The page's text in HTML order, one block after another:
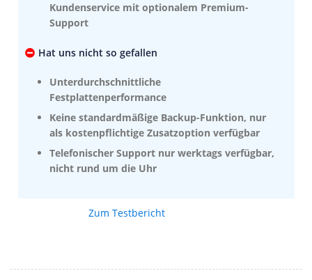
Kundenservice mit optionalem Premium-
Support
Hat uns nicht so gefallen
Unterdurchschnittliche
Festplattenperformance
Keine standardmäßige Backup-Funktion, nur
als kostenpflichtige Zusatzoption verfügbar
Telefonischer Support nur werktags verfügbar,
nicht rund um die Uhr
Zum Testbericht